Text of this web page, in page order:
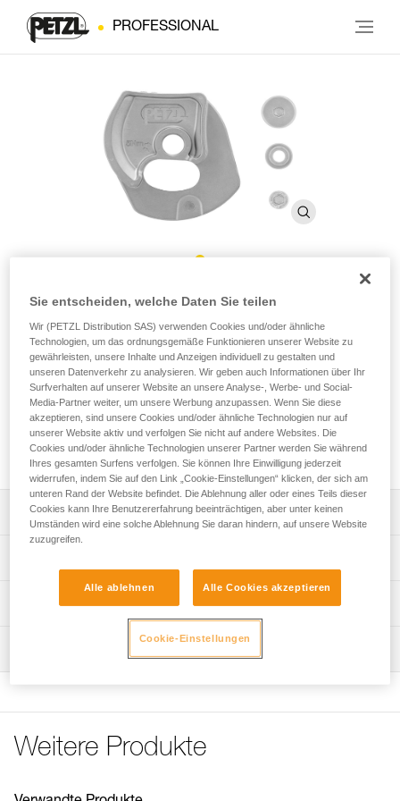
PROFESSIONAL
Reparaturset RIG ®
reparierbare Version
Reparaturset für RIG reparierbare Version
Reparaturset für das RIG-Abseilgerät in der reparierbaren
Version, bestehend aus einem Klemmnocken, einem Stift
und zwei Schrauben.
Leistungsverzeichnis
reparierbaren Version (Referenzen D021BA00 und
D021BA01).
Material: Aluminium, Edelstahl
Technische Informationen
Gebrauchsanleitung
Häufige Fragen
See all technical content
Weitere Produkte
Sie entscheiden, welche Daten Sie teilen
Wir (PETZL Distribution SAS) verwenden Cookies und/oder ähnliche
Technologien, um das ordnungsgemäße Funktionieren unserer Website zu
gewährleisten, unsere Inhalte und Anzeigen individuell zu gestalten und
unseren Datenverkehr zu analysieren. Wir geben auch Informationen über Ihr
Surfverhalten auf unserer Website an unsere Analyse-, Werbe- und Social-
Media-Partner weiter, um unsere Werbung anzupassen. Wenn Sie diese
akzeptieren, sind unsere Cookies und/oder ähnliche Technologien nur auf
unserer Website aktiv und verfolgen Sie nicht auf andere Websites. Die
Cookies und/oder ähnliche Technologien unserer Partner werden Sie während
Ihres gesamten Surfens verfolgen. Sie können Ihre Einwilligung jederzeit
widerrufen, indem Sie auf den Link „Cookie-Einstellungen“ klicken, der sich am
unteren Rand der Website befindet. Die Ablehnung aller oder eines Teils dieser
Cookies kann Ihre Benutzererfahrung beeinträchtigen, aber unter keinen
Umständen wird eine solche Ablehnung Sie daran hindern, auf unsere Website
zuzugreifen.
Alle ablehnen Alle Cookies akzeptieren
Cookie-Einstellungen